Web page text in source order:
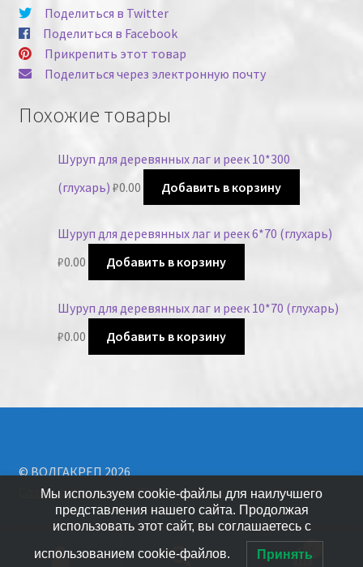
Поделиться в Twitter
Поделиться в Facebook
Прикрепить этот товар
Поделиться через электронную почту
Похожие товары
Шуруп для деревянных лаг и реек 10*300
(глухарь) ₽0.00 Добавить в корзину
Шуруп для деревянных лаг и реек 6*70 (глухарь)
₽0.00 Добавить в корзину
Шуруп для деревянных лаг и реек 10*70 (глухарь)
₽0.00 Добавить в корзину
© ВОЛГАКРЕП 2026
Создано с помощью WooCommerce
Мы используем cookie-файлы для наилучшего
представления нашего сайта. Продолжая
использовать этот сайт, вы соглашаетесь с
использованием cookie-файлов. Принять